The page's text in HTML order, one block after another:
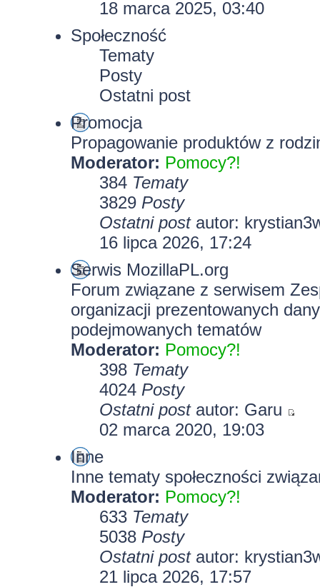
18 marca 2025, 03:40
Społeczność
Tematy
Posty
Ostatni post
Promocja
Propagowanie produktów z
Moderator: Pomocy?!
384 Tematy
3829 Posty
Ostatni postautor:
16 lipca 2026, 17:24
Serwis MozillaPL.org
Forum związane z serwisem
organizacji prezentowanych
podejmowanych tematów
Moderator: Pomocy?!
398 Tematy
4024 Posty
Ostatni postautor: Garu
02 marca 2020, 19:03
Inne
Inne tematy społeczności
Moderator: Pomocy?!
633 Tematy
5038 Posty
Ostatni postautor:
21 lipca 2026, 17:57